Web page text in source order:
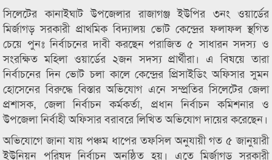
সিলেটের কানাইঘাট উপজেলার রাজাগঞ্জ ইউপির ৩নং ওয়ার্ডের
মির্জাগড় সরকারী প্রাথমিক বিদ্যালয় ভোট কেন্দ্রের ফলাফল স্থগিত
চেয়ে পুনঃ নির্বাচনের দাবী করছেন পরাজিত ৫ সাধারন সদস্য ও
সংরক্ষিত মহিলা ওয়ার্ডের ২জন সদস্য প্রার্থীরা। এ বিষয়ে তারা
নির্বাচনের দিন ভোট চলা কালে কেন্দ্রের প্রিসাইডিং অফিসার সুমন
হোসেনের বিরুদ্ধে বিস্তার অভিযোগ এনে সম্প্রতির সিলেটের জেলা
প্রশাসক, জেলা নির্বাচন কর্মকর্তা, প্রধান নির্বাচন কমিশনার ও
উপজেলা নির্বাহী অফিসার বরাবরে লিখিত অভিযোগ দায়ের করেছেন।
অভিযোগে জানা যায় পঞ্চম ধাপের তফসিল অনুযায়ী গত ৫ জানুয়ারী
ইউনিয়ন পরিষদ নির্বাচন অনুষ্ঠিত হয়। এতে মির্জাগড় সরকারী